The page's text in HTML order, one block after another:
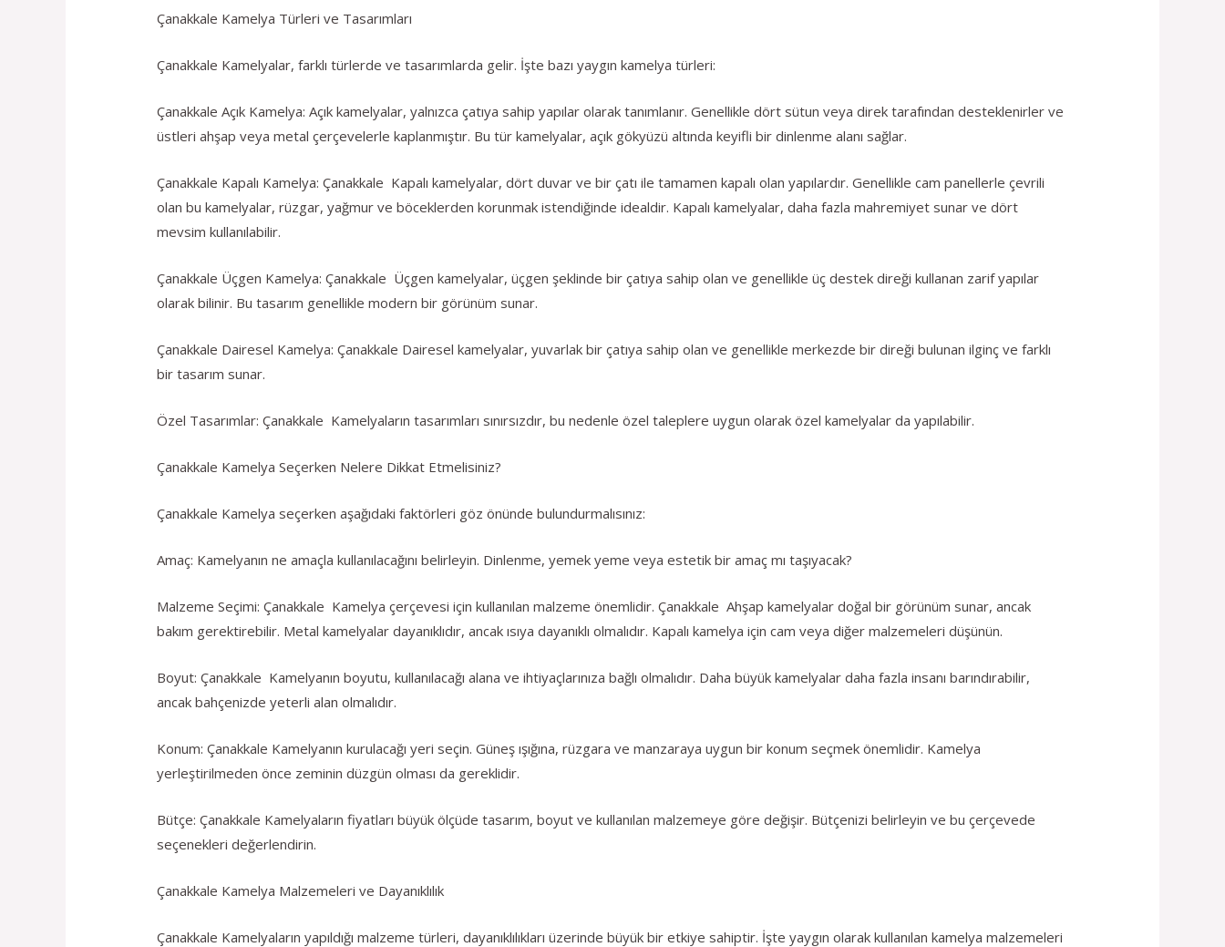
Çanakkale Kamelya Türleri ve Tasarımları
Çanakkale Kamelyalar, farklı türlerde ve tasarımlarda gelir. İşte bazı yaygın kamelya türleri:
Çanakkale Açık Kamelya: Açık kamelyalar, yalnızca çatıya sahip yapılar olarak tanımlanır. Genellikle dört sütun veya direk tarafından desteklenirler ve
üstleri ahşap veya metal çerçevelerle kaplanmıştır. Bu tür kamelyalar, açık gökyüzü altında keyifli bir dinlenme alanı sağlar.
Çanakkale Kapalı Kamelya: Çanakkale Kapalı kamelyalar, dört duvar ve bir çatı ile tamamen kapalı olan yapılardır. Genellikle cam panellerle çevrili
olan bu kamelyalar, rüzgar, yağmur ve böceklerden korunmak istendiğinde idealdir. Kapalı kamelyalar, daha fazla mahremiyet sunar ve dört
mevsim kullanılabilir.
Çanakkale Üçgen Kamelya: Çanakkale Üçgen kamelyalar, üçgen şeklinde bir çatıya sahip olan ve genellikle üç destek direği kullanan zarif yapılar
olarak bilinir. Bu tasarım genellikle modern bir görünüm sunar.
Çanakkale Dairesel Kamelya: Çanakkale Dairesel kamelyalar, yuvarlak bir çatıya sahip olan ve genellikle merkezde bir direği bulunan ilginç ve farklı
bir tasarım sunar.
Özel Tasarımlar: Çanakkale Kamelyaların tasarımları sınırsızdır, bu nedenle özel taleplere uygun olarak özel kamelyalar da yapılabilir.
Çanakkale Kamelya Seçerken Nelere Dikkat Etmelisiniz?
Çanakkale Kamelya seçerken aşağıdaki faktörleri göz önünde bulundurmalısınız:
Amaç: Kamelyanın ne amaçla kullanılacağını belirleyin. Dinlenme, yemek yeme veya estetik bir amaç mı taşıyacak?
Malzeme Seçimi: Çanakkale Kamelya çerçevesi için kullanılan malzeme önemlidir. Çanakkale Ahşap kamelyalar doğal bir görünüm sunar, ancak
bakım gerektirebilir. Metal kamelyalar dayanıklıdır, ancak ısıya dayanıklı olmalıdır. Kapalı kamelya için cam veya diğer malzemeleri düşünün.
Boyut: Çanakkale Kamelyanın boyutu, kullanılacağı alana ve ihtiyaçlarınıza bağlı olmalıdır. Daha büyük kamelyalar daha fazla insanı barındırabilir,
ancak bahçenizde yeterli alan olmalıdır.
Konum: Çanakkale Kamelyanın kurulacağı yeri seçin. Güneş ışığına, rüzgara ve manzaraya uygun bir konum seçmek önemlidir. Kamelya
yerleştirilmeden önce zeminin düzgün olması da gereklidir.
Bütçe: Çanakkale Kamelyaların fiyatları büyük ölçüde tasarım, boyut ve kullanılan malzemeye göre değişir. Bütçenizi belirleyin ve bu çerçevede
seçenekleri değerlendirin.
Çanakkale Kamelya Malzemeleri ve Dayanıklılık
Çanakkale Kamelyaların yapıldığı malzeme türleri, dayanıklılıkları üzerinde büyük bir etkiye sahiptir. İşte yaygın olarak kullanılan kamelya malzemeleri